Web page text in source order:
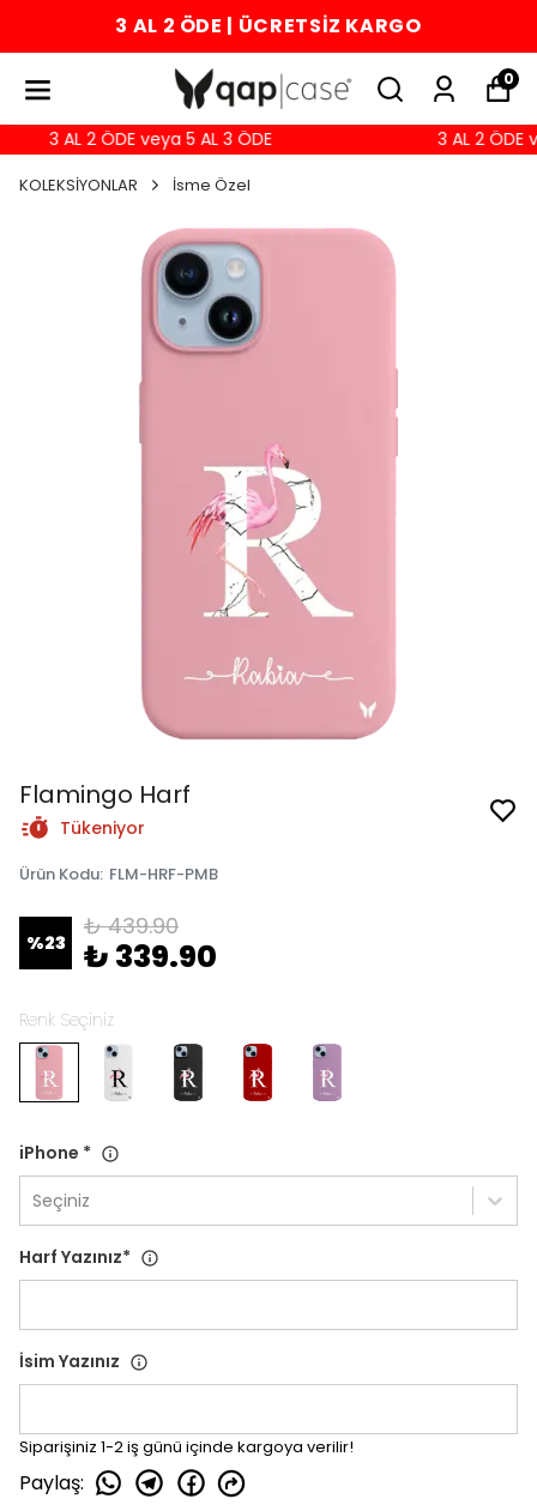
3 AL 2 ÖDE | ÜCRETSİZ KARGO
0
3 AL 2 ÖDE veya 5 AL 3 ÖDE 3 AL 2 ÖDE
KOLEKSİYONLAR İsme Özel
Flamingo Harf
Tükeniyor
Ürün Kodu: FLM-HRF-PMB
%23
₺ 439.90
₺ 339.90
Renk Seçiniz
iPhone *
Seçiniz
Harf Yazınız*
İsim Yazınız
Siparişiniz 1-2 iş günü içinde kargoya verilir!
Paylaş: